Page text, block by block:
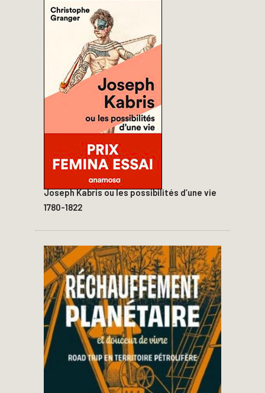
Joseph Kabris ou les possibilités d’une vie
1780-1822